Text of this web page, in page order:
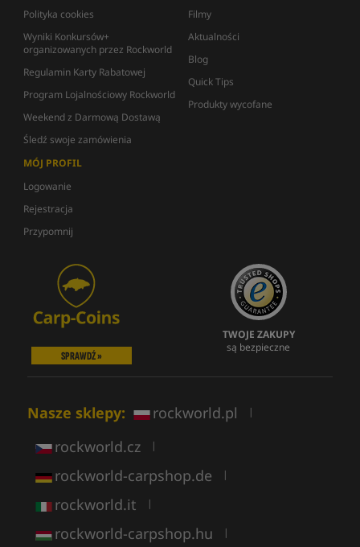
Polityka cookies
Wyniki Konkursów+
organizowanych przez Rockworld
Regulamin Karty Rabatowej
Program Lojalnościowy Rockworld
Weekend z Darmową Dostawą
Śledź swoje zamówienia
Filmy
Aktualności
Blog
Quick Tips
Produkty wycofane
MÓJ PROFIL
Logowanie
Rejestracja
Przypomnij
SPRAWDŹ »
TWOJE ZAKUPY
są bezpieczne
Nasze sklepy: rockworld.pl |
rockworld.cz |
rockworld-carpshop.de |
rockworld.it |
rockworld-carpshop.hu |